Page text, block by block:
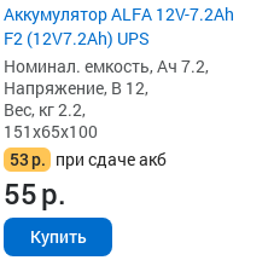
Аккумулятор ALFA 12V-7.2Ah
F2 (12V7.2Ah) UPS
Номинал. емкость, Ач 7.2,
Напряжение, В 12,
Вес, кг 2.2,
151x65x100
53р. при сдаче акб
55р.
Купить